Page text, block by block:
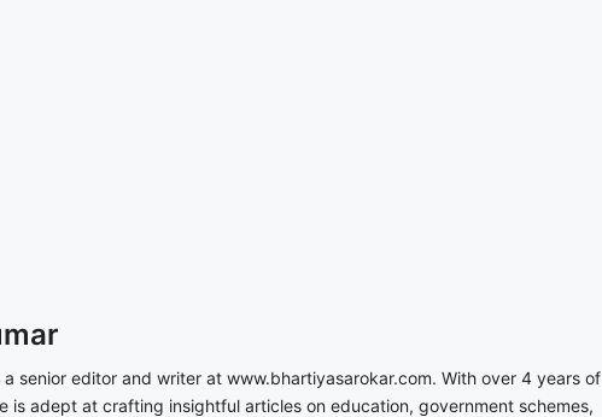
a senior editor and writer at www.bhartiyasarokar.com. With over 4 years of
is adept at crafting insightful articles on education, government schemes,